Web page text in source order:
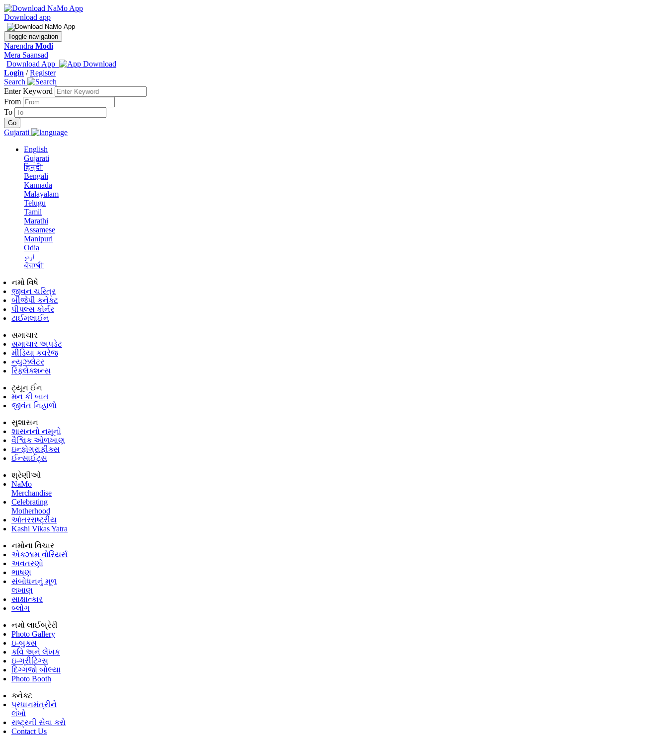
Download app
Toggle navigation
Narendra Modi
Mera Saansad
Download App
Login /Register
Search
Enter Keyword
From
To
Gujarati
English
Gujarati
हिन्दी
Bengali
Kannada
Malayalam
Telugu
Tamil
Marathi
Assamese
Manipuri
Odia
اردو
ਪੰਜਾਬੀ
નમો વિષે
જીવન ચરિત્ર
બીજેપી કનેક્ટ
પીપલ્સ કોર્નર
ટાઈમલાઈન
સમાચાર
સમાચાર અપડેટ
મીડિયા કવરેજ
ન્યુઝલેટર
રિફ્લેક્શન્સ
ટ્યૂન ઈન
મન કી બાત
જીવંત નિહાળો
સુશાસન
શાસનનો નમૂનો
વૈશ્વિક ઓળખાણ
ઇન્ફોગ્રાફીક્સ
ઈન્સાઈટ્સ
શ્રેણીઓ
NaMo
Merchandise
Celebrating
Motherhood
આંતરરાષ્ટ્રીય
Kashi Vikas Yatra
નમોના વિચાર
એક્ઝામ વોરિયર્સ
અવતરણો
ભાષણ
સંબોધનનું મૂળ
લખાણ
સાક્ષાત્કાર
બ્લોગ
નમો લાઈબ્રેરી
Photo Gallery
ઇ-બુક્સ
કવિ અને લેખક
ઇ-ગ્રીટિંગ્સ
દિગ્ગજો બોલ્યા
Photo Booth
કનેક્ટ
પ્રધાનમંત્રીને
લખો
રાષ્ટ્રની સેવા કરો
Contact Us